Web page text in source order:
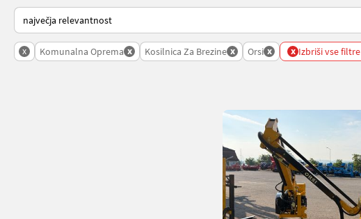
Tako je razvrščeno na Landwirt.com
x Komunalna Oprema x Kosilnica Za Brezine x Orsi x x Izbriši vse filtre